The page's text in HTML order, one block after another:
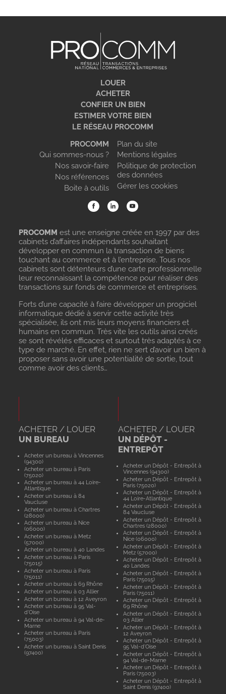
LOUER
ACHETER
CONFIER UN BIEN
ESTIMER VOTRE BIEN
LE RÉSEAU PROCOMM
PROCOMM
Qui sommes-nous ?
Nos savoir-faire
Nos références
Boite à outils
Plan du site
Mentions légales
Politique de protection
des données
Gérer les cookies
PROCOMM est une enseigne créée en 1997 par des
cabinets d’affaires indépendants souhaitant
développer en commun la transaction de biens
touchant au commerce et à l’entreprise. Tous nos
cabinets sont détenteurs d’une carte professionnelle
leur reconnaissant la compétence pour réaliser des
transactions sur fonds de commerce et entreprises.
Forts d’une capacité à faire développer un progiciel
informatique dédié à servir cette activité très
spécialisée, ils ont mis leurs moyens financiers et
humains en commun. Très vite les outils ainsi créés
se sont révélés efficaces et surtout très adaptés à ce
type de marché. En effet, rien ne sert d’avoir un bien à
proposer sans avoir une potentialité de sortie, tout
comme avoir des clients…
ACHETER / LOUER
UN BUREAU
Acheter un bureau à Vincennes
(94300)
Acheter un bureau à Paris
(75020)
Acheter un bureau à 44 Loire-
Atlantique
Acheter un bureau à 84
Vaucluse
Acheter un bureau à Chartres
(28000)
Acheter un bureau à Nice
(06000)
Acheter un bureau à Metz
(57000)
Acheter un bureau à 40 Landes
Acheter un bureau à Paris
(75015)
Acheter un bureau à Paris
(75011)
Acheter un bureau à 69 Rhône
Acheter un bureau à 03 Allier
Acheter un bureau à 12 Aveyron
Acheter un bureau à 95 Val-
d'Oise
Acheter un bureau à 94 Val-de-
Marne
Acheter un bureau à Paris
(75003)
Acheter un bureau à Saint Denis
(97400)
ACHETER / LOUER
UN DÉPÔT -
ENTREPÔT
Acheter un Dépôt - Entrepôt à
Vincennes (94300)
Acheter un Dépôt - Entrepôt à
Paris (75020)
Acheter un Dépôt - Entrepôt à
44 Loire-Atlantique
Acheter un Dépôt - Entrepôt à
84 Vaucluse
Acheter un Dépôt - Entrepôt à
Chartres (28000)
Acheter un Dépôt - Entrepôt à
Nice (06000)
Acheter un Dépôt - Entrepôt à
Metz (57000)
Acheter un Dépôt - Entrepôt à
40 Landes
Acheter un Dépôt - Entrepôt à
Paris (75015)
Acheter un Dépôt - Entrepôt à
Paris (75011)
Acheter un Dépôt - Entrepôt à
69 Rhône
Acheter un Dépôt - Entrepôt à
03 Allier
Acheter un Dépôt - Entrepôt à
12 Aveyron
Acheter un Dépôt - Entrepôt à
95 Val-d'Oise
Acheter un Dépôt - Entrepôt à
94 Val-de-Marne
Acheter un Dépôt - Entrepôt à
Paris (75003)
Acheter un Dépôt - Entrepôt à
Saint Denis (97400)